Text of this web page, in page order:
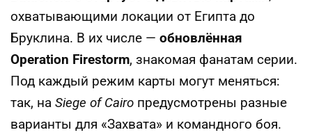
охватывающими локации от Египта до
Бруклина. В их числе — обновлённая
Operation Firestorm, знакомая фанатам серии.
Под каждый режим карты могут меняться:
так, на Siege of Cairo предусмотрены разные
варианты для «Захвата» и командного боя.